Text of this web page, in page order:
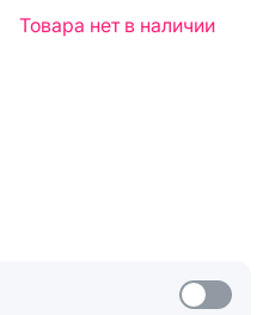
Товара нет в наличии